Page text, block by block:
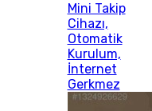
Mini Takip
Cihazı,
Otomatik
Kurulum,
İnternet
Gerkmez